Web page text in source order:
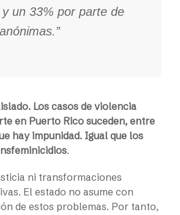
un 33% por parte de
Los casos de violencia
en Puerto Rico suceden, entre
hay impunidad. Igual que los
.
ni transformaciones
El estado no asume con
de estos problemas. Por tanto,